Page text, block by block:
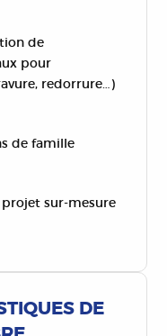
de
pour
redorrure…)
de famille
sur-mesure
DE